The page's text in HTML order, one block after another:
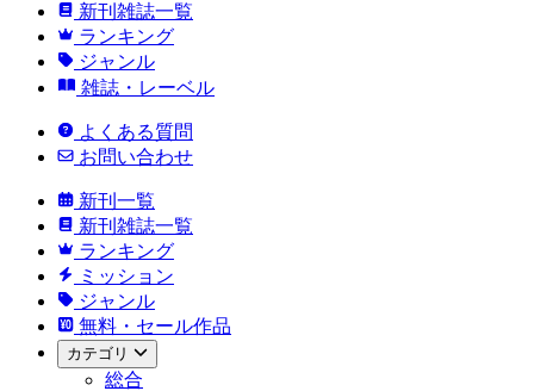
新刊雑誌一覧
ランキング
ジャンル
雑誌・レーベル
よくある質問
お問い合わせ
新刊一覧
新刊雑誌一覧
ランキング
ミッション
ジャンル
無料・セール作品
カテゴリ
総合